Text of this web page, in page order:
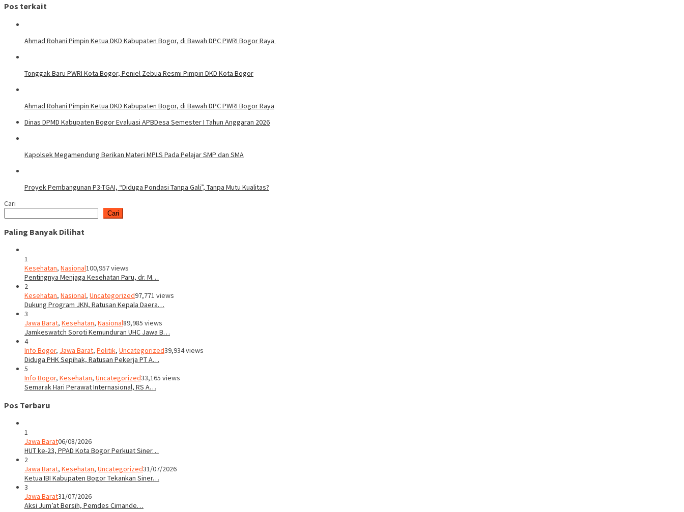
Pos terkait
Ahmad Rohani Pimpin Ketua DKD Kabupaten Bogor, di Bawah DPC PWRI Bogor Raya
Tonggak Baru PWRI Kota Bogor, Peniel Zebua Resmi Pimpin DKD Kota Bogor
Ahmad Rohani Pimpin Ketua DKD Kabupaten Bogor, di Bawah DPC PWRI Bogor Raya
Dinas DPMD Kabupaten Bogor Evaluasi APBDesa Semester I Tahun Anggaran 2026
Kapolsek Megamendung Berikan Materi MPLS Pada Pelajar SMP dan SMA
Proyek Pembangunan P3-TGAI, “Diduga Pondasi Tanpa Gali”, Tanpa Mutu Kualitas?
Cari
Cari
Paling Banyak Dilihat
1
Kesehatan, Nasional100,957 views
Pentingnya Menjaga Kesehatan Paru, dr. M…
2
Kesehatan, Nasional, Uncategorized97,771 views
Dukung Program JKN, Ratusan Kepala Daera…
3
Jawa Barat, Kesehatan, Nasional89,985 views
Jamkeswatch Soroti Kemunduran UHC Jawa B…
4
Info Bogor, Jawa Barat, Politik, Uncategorized39,934 views
Diduga PHK Sepihak, Ratusan Pekerja PT A…
5
Info Bogor, Kesehatan, Uncategorized33,165 views
Semarak Hari Perawat Internasional, RS A…
Pos Terbaru
1
Jawa Barat06/08/2026
HUT ke-23, PPAD Kota Bogor Perkuat Siner…
2
Jawa Barat, Kesehatan, Uncategorized31/07/2026
Ketua IBI Kabupaten Bogor Tekankan Siner…
3
Jawa Barat31/07/2026
Aksi Jum’at Bersih, Pemdes Cimande…